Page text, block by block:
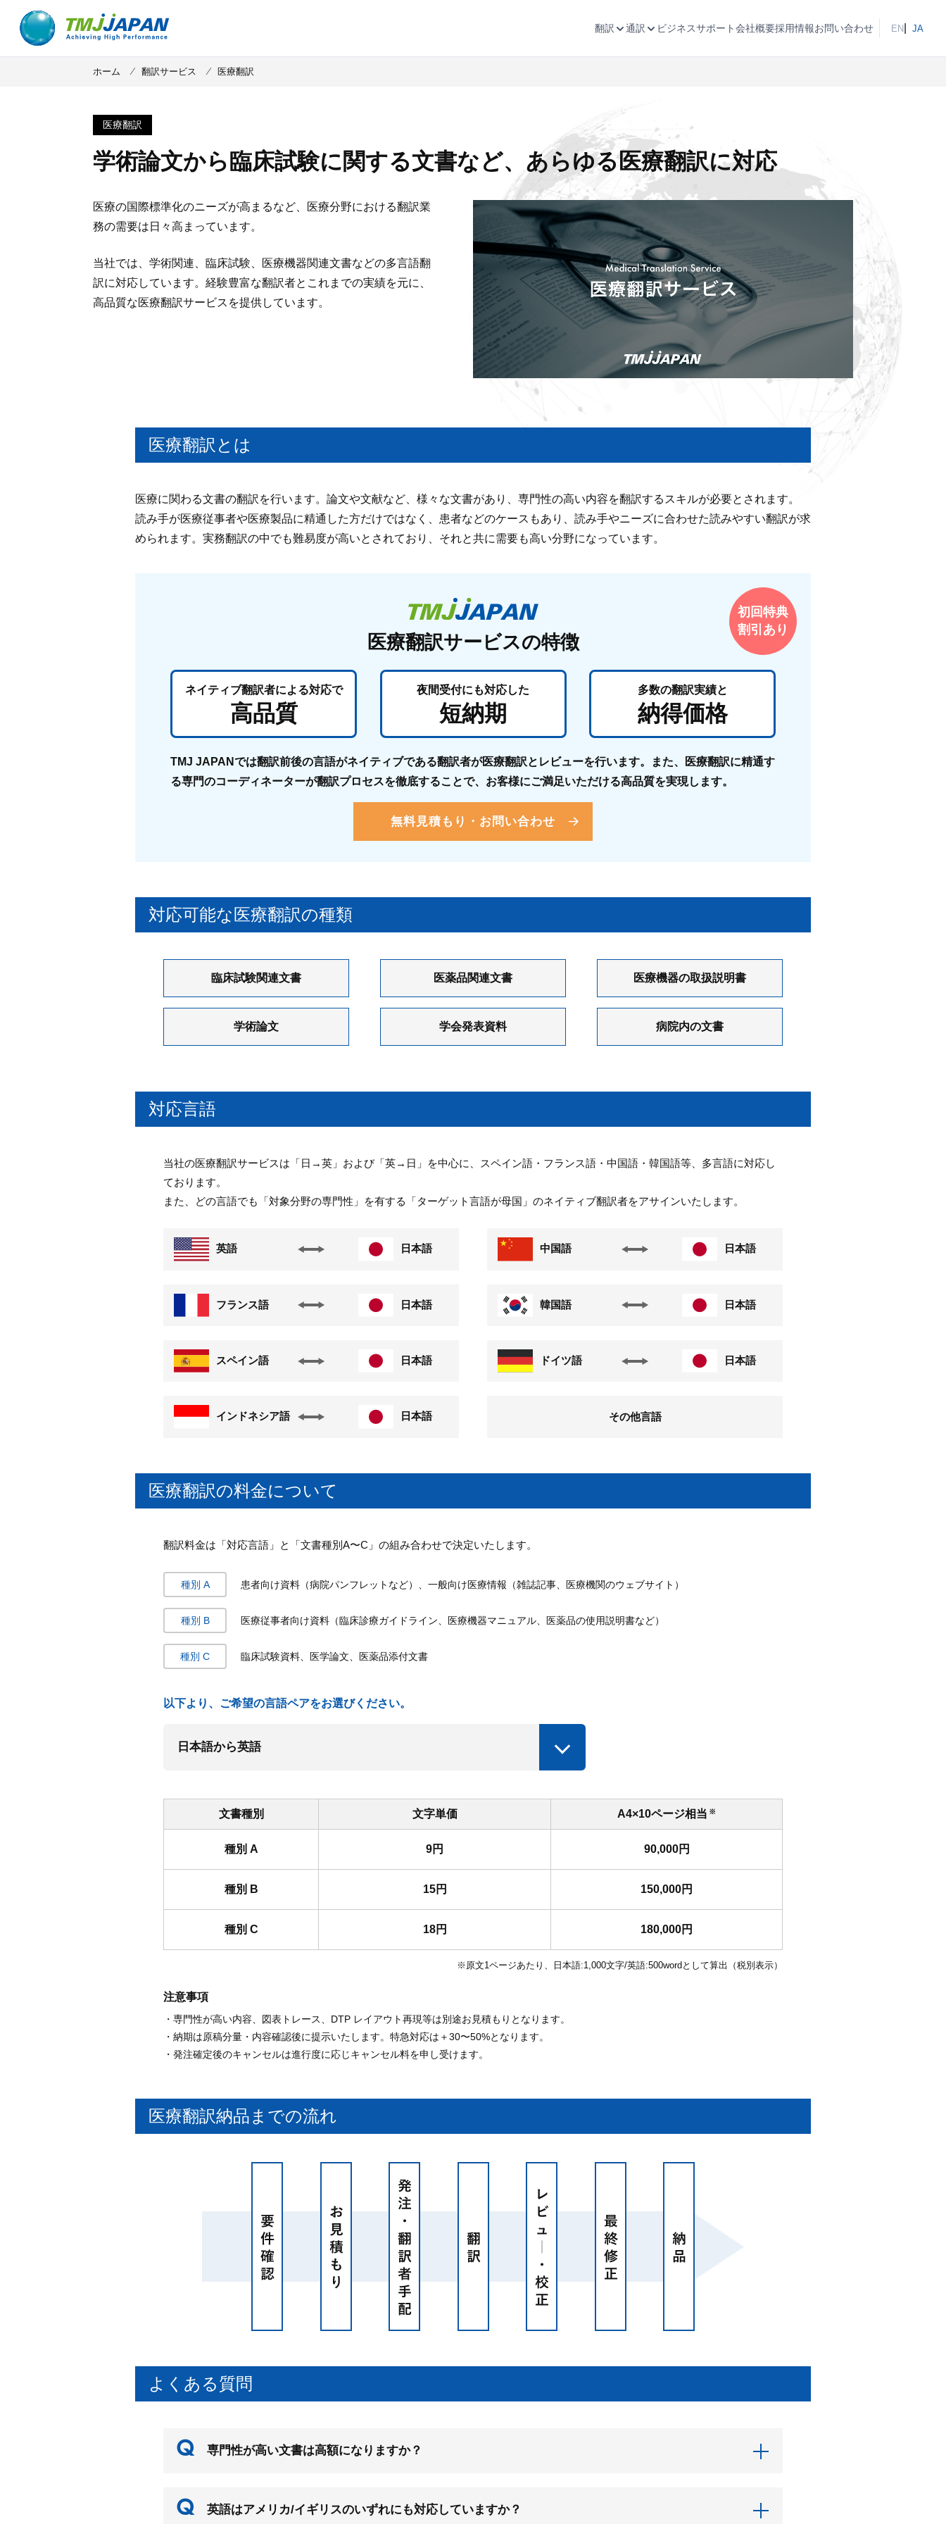
翻訳 通訳 ビジネスサポート会社概要採用情報お問い合わせ EN JA
ホーム 翻訳サービス 医療翻訳
医療翻訳
学術論文から臨床試験に関する文書など、あらゆる医療翻訳に対応
医療の国際標準化のニーズが高まるなど、医療分野における翻訳業
務の需要は日々高まっています。
当社では、学術関連、臨床試験、医療機器関連文書などの多言語翻
訳に対応しています。経験豊富な翻訳者とこれまでの実績を元に、
高品質な医療翻訳サービスを提供しています。
医療翻訳とは
医療に関わる文書の翻訳を行います。論文や文献など、様々な文書があり、専門性の高い内容を翻訳するスキルが必要とされます。
読み手が医療従事者や医療製品に精通した方だけではなく、患者などのケースもあり、読み手やニーズに合わせた読みやすい翻訳が求
められます。実務翻訳の中でも難易度が高いとされており、それと共に需要も高い分野になっています。
医療翻訳サービスの特徴
ネイティブ翻訳者による対応で
高品質
夜間受付にも対応した
短納期
多数の翻訳実績と
納得価格
TMJ JAPANでは翻訳前後の言語がネイティブである翻訳者が医療翻訳とレビューを行います。また、医療翻訳に精通す
る専門のコーディネーターが翻訳プロセスを徹底することで、お客様にご満足いただける高品質を実現します。
無料見積もり・お問い合わせ
初回特典
割引あり
対応可能な医療翻訳の種類
臨床試験関連文書 医薬品関連文書 医療機器の取扱説明書
学術論文 学会発表資料 病院内の文書
対応言語
当社の医療翻訳サービスは「日→英」および「英→日」を中心に、スペイン語・フランス語・中国語・韓国語等、多言語に対応し
ております。
また、どの言語でも「対象分野の専門性」を有する「ターゲット言語が母国」のネイティブ翻訳者をアサインいたします。
英語 日本語 中国語 日本語
フランス語 日本語 韓国語 日本語
スペイン語 日本語 ドイツ語 日本語
インドネシア語 日本語 その他言語
医療翻訳の料金について
翻訳料金は「対応言語」と「文書種別A〜C」の組み合わせで決定いたします。
種別 A 患者向け資料（病院パンフレットなど）、一般向け医療情報（雑誌記事、医療機関のウェブサイト）
種別 B 医療従事者向け資料（臨床診療ガイドライン、医療機器マニュアル、医薬品の使用説明書など）
種別 C 臨床試験資料、医学論文、医薬品添付文書
以下より、ご希望の言語ペアをお選びください。
文書種別 文字単価 A4×10ページ相当 ※
種別 A 9円 90,000円
種別 B 15円 150,000円
種別 C 18円 180,000円
※原文1ページあたり、日本語:1,000文字/英語:500wordとして算出（税別表示）
注意事項
専門性が高い内容、図表トレース、DTP レイアウト再現等は別途お見積もりとなります。
納期は原稿分量・内容確認後に提示いたします。特急対応は＋30〜50%となります。
発注確定後のキャンセルは進行度に応じキャンセル料を申し受けます。
医療翻訳納品までの流れ
よくある質問
専門性が高い文書は高額になりますか？
英語はアメリカ/イギリスのいずれにも対応していますか？